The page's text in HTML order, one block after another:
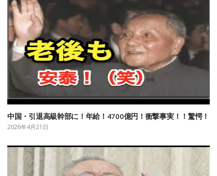
中国・引退高級幹部に！年給！4700億円！衝撃事実！！驚愕！
2026年4月21日